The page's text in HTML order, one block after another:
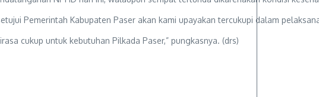
Pemerintah Kabupaten Paser akan kami upayakan tercukupi dalam
cukup untuk kebutuhan Pilkada Paser,” pungkasnya. (drs)